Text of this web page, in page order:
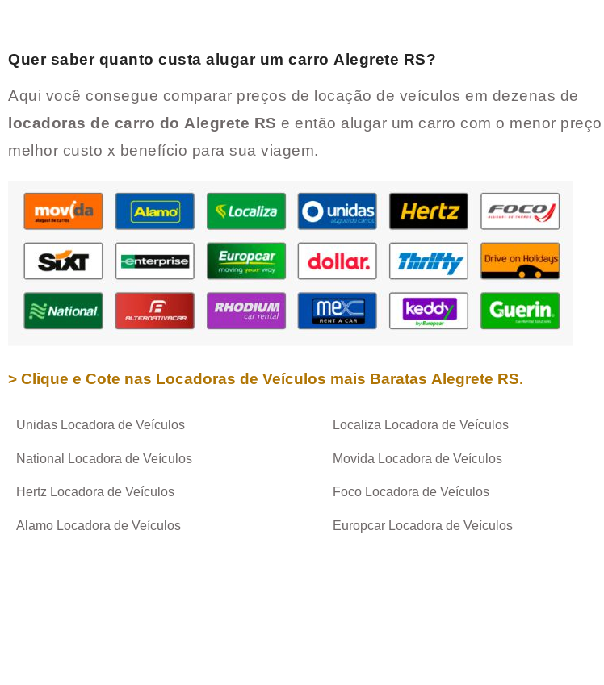
Quer saber quanto custa alugar um carro Alegrete RS?
Aqui você consegue comparar preços de locação de veículos em dezenas de
locadoras de carro do Alegrete RS e então alugar um carro com o menor
melhor custo x benefício para sua viagem.
> Clique e Cote nas Locadoras de Veículos mais Baratas Alegrete RS.
Unidas Locadora de Veículos
National Locadora de Veículos
Hertz Locadora de Veículos
Alamo Locadora de Veículos
Localiza Locadora de Veículos
Movida Locadora de Veículos
Foco Locadora de Veículos
Europcar Locadora de Veículos